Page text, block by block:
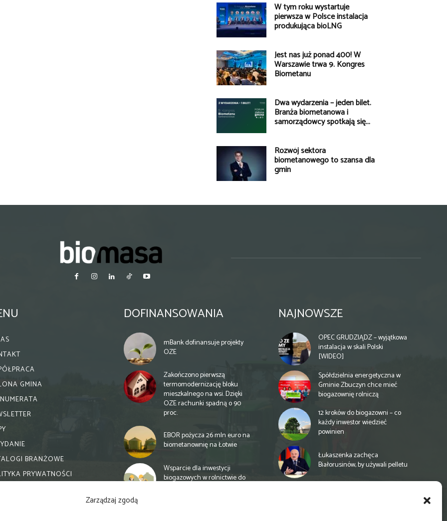
Zarządzaj zgodą
W tym roku wystartuje
pierwsza w Polsce instalacja
produkująca bioLNG
Jest nas już ponad 400! W
Warszawie trwa 9. Kongres
Biometanu
Dwa wydarzenia – jeden bilet.
Branża biometanowa i
samorządowcy spotkają się...
Rozwój sektora
biometanowego to szansa dla
gmin
GMINA
BRANŻOWE
PRYWATNOŚCI
DOFINANSOWANIA
mBank dofinansuje projekty
OZE
Zakończono pierwszą
termomodernizację bloku
mieszkalnego na wsi. Dzięki
OZE rachunki spadną o 90
proc.
EBOR pożycza 26 mln euro na
biometanownię na Łotwie
Wsparcie dla inwestycji
biogazowych w rolnictwie do
NAJNOWSZE
OPEC GRUDZIĄDZ – wyjątkowa
instalacja w skali Polski
[WIDEO]
Spółdzielnia energetyczna w
Gminie Zbuczyn chce mieć
biogazownię rolniczą
12 kroków do biogazowni – co
każdy inwestor wiedzieć
powinien
Łukaszenka zachęca
Białorusinów, by używali pelletu